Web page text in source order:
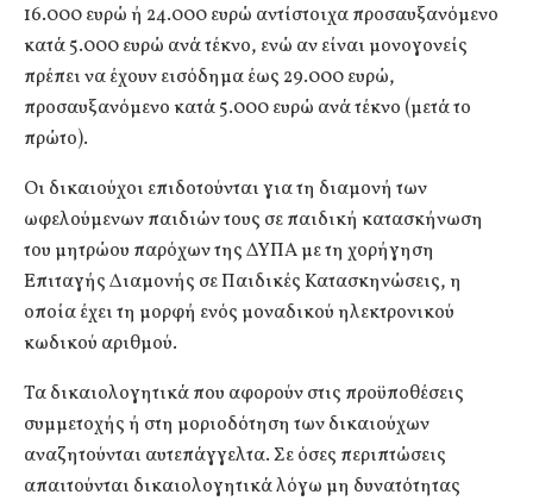
16.000 ευρώ ή 24.000 ευρώ αντίστοιχα προσαυξανόμενο
κατά 5.000 ευρώ ανά τέκνο, ενώ αν είναι μονογονείς
πρέπει να έχουν εισόδημα έως 29.000 ευρώ,
προσαυξανόμενο κατά 5.000 ευρώ ανά τέκνο (μετά το
πρώτο).
Οι δικαιούχοι επιδοτούνται για τη διαμονή των
ωφελούμενων παιδιών τους σε παιδική κατασκήνωση
του μητρώου παρόχων της ΔΥΠΑ με τη χορήγηση
Επιταγής Διαμονής σε Παιδικές Κατασκηνώσεις, η
οποία έχει τη μορφή ενός μοναδικού ηλεκτρονικού
κωδικού αριθμού.
Τα δικαιολογητικά που αφορούν στις προϋποθέσεις
συμμετοχής ή στη μοριοδότηση των δικαιούχων
αναζητούνται αυτεπάγγελτα. Σε όσες περιπτώσεις
απαιτούνται δικαιολογητικά λόγω μη δυνατότητας